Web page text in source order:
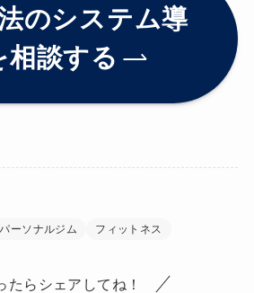
のシステム導
相談する
パーソナルジム フィットネス
たらシェアしてね！